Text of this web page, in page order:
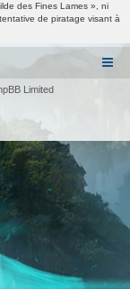
des Fines Lames », ni
de piratage visant à
Limited